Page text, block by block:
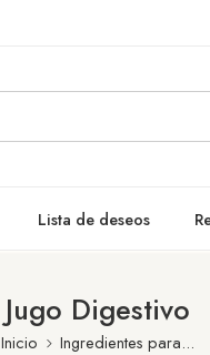
Lista de deseos
Jugo Digestivo
Inicio Ingredientes para...